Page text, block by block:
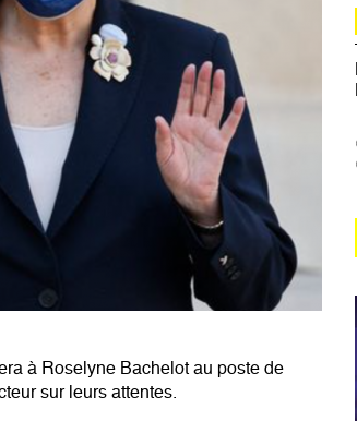
à Roselyne Bachelot au poste de
sur leurs attentes.